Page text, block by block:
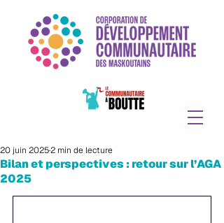
Bilan et perspectives : retour sur l’AGA
2025
20 juin 20252 min de lecture